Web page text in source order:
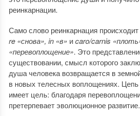
реинкарнации.
Само слово реинкарнация
re «снова», in «в» иcaro/carnis
«перевоплощение». Это
существовании, смысл которого
душа человека возвращается в
в новых телесных воплощениях.
имеет цель: благодаря
претерпевает эволюционное развитие.